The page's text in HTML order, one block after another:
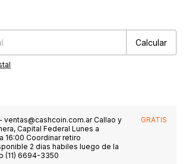
Calcular
ventas@cashcoin.com.arCallao y
Capital Federal Lunes a
16:00 Coordinar retiro
2 dias habiles luego de la
(11) 6694-3350
GRATIS